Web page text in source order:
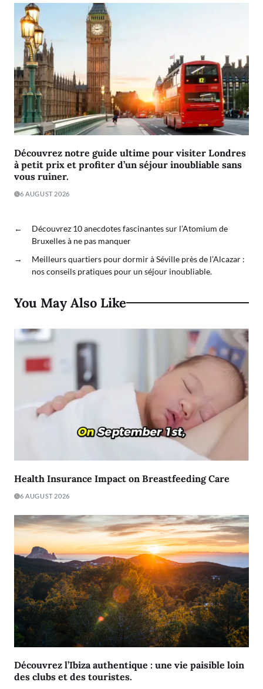
Découvrez notre guide ultime pour visiter Londres
à petit prix et profiter d’un séjour inoubliable sans
vous ruiner.
6 AUGUST 2026
←
Découvrez 10 anecdotes fascinantes sur l’Atomium de
Bruxelles à ne pas manquer
→
Meilleurs quartiers pour dormir à Séville près de l’Alcazar :
nos conseils pratiques pour un séjour inoubliable.
You May Also Like
Health Insurance Impact on Breastfeeding Care
6 AUGUST 2026
Découvrez l’Ibiza authentique : une vie paisible loin
des clubs et des touristes.